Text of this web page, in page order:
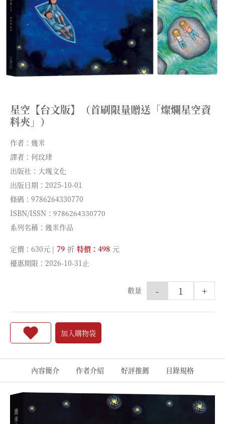
星空【台文版】（首刷限量贈送「燦爛星空資
料夾」）
作者：幾米
譯者：何玟珒
出版社：大塊文化
出版日期：2025-10-01
條碼：9786264330770
ISBN/ISSN：9786264330770
系列名稱：幾米作品
定價：630元 | 79 折 特價：498 元
優惠期限：2026-10-31止
數量 +
-
加入購物袋
內容簡介 作者介紹 好評推薦 目錄規格